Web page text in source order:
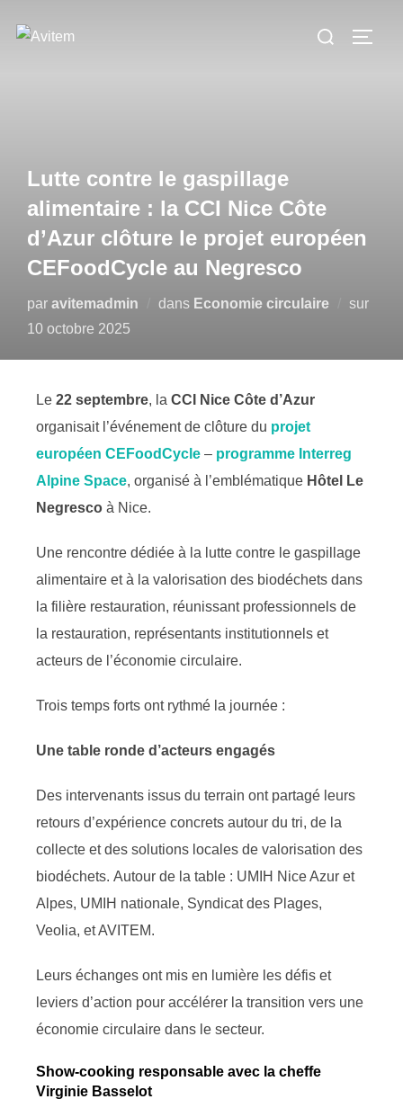
Lutte contre le gaspillage
alimentaire : la CCI Nice Côte
d’Azur clôture le projet européen
CEFoodCycle au Negresco
par avitemadmin dans Economie circulaire
sur
10 octobre 2025
Le 22 septembre, la CCI Nice Côte d’Azur
organisait l’événement de clôture du projet
européen CEFoodCycle – programme Interreg
Alpine Space, organisé à l’emblématique Hôtel Le
Negresco à Nice.
Une rencontre dédiée à la lutte contre le gaspillage
alimentaire et à la valorisation des biodéchets dans
la filière restauration, réunissant professionnels de
la restauration, représentants institutionnels et
acteurs de l’économie circulaire.
Trois temps forts ont rythmé la journée :
Une table ronde d’acteurs engagés
Des intervenants issus du terrain ont partagé leurs
retours d’expérience concrets autour du tri, de la
collecte et des solutions locales de valorisation des
biodéchets. Autour de la table : UMIH Nice Azur et
Alpes, UMIH nationale, Syndicat des Plages,
Veolia, et AVITEM.
Leurs échanges ont mis en lumière les défis et
leviers d’action pour accélérer la transition vers une
économie circulaire dans le secteur.
Show-cooking responsable avec la cheffe
Virginie Basselot